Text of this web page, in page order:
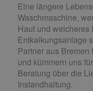
Eine längere
Waschmaschine,
Haut und
Entkalkungsanlage
Partner aus
und kümmern uns
Beratung über die
Instandhaltung.